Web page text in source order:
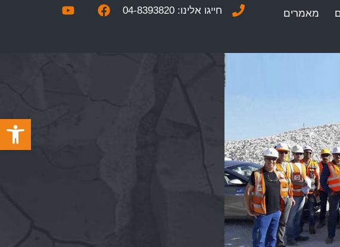
פתח
מאמרים
חייגו אלינו: 04-8393820